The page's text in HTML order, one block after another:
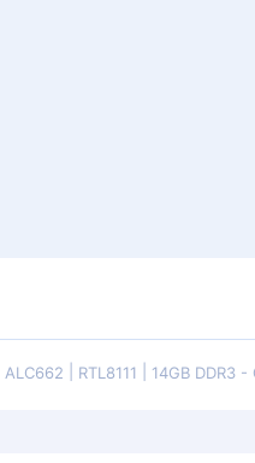
ALC662 RTL8111 14GB DDR3